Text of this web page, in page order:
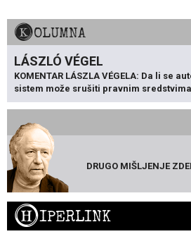
KOLUMNA
LÁSZLÓ VÉGEL
KOMENTAR LÁSZLA VÉGELA: Da li se
sistem može srušiti pravnim
DRUGO MIŠLJENJE
HIPERLINK